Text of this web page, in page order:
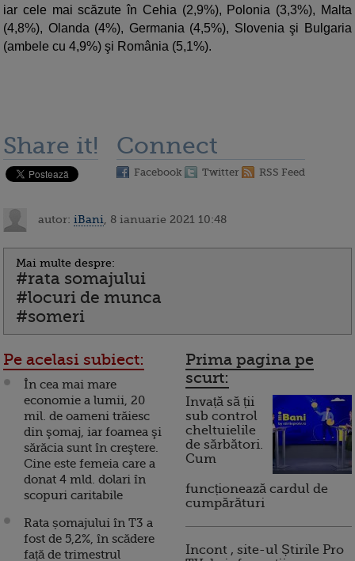
iar cele mai scăzute în Cehia (2,9%), Polonia (3,3%), Malta
(4,8%), Olanda (4%), Germania (4,5%), Slovenia şi Bulgaria
(ambele cu 4,9%) şi România (5,1%).
Share it! Connect
Facebook Twitter RSS Feed
autor: iBani , 8 ianuarie 2021 10:48
Mai multe despre:
#rata somajului
#locuri de munca
#someri
Pe acelasi subiect:
În cea mai mare
economie a lumii, 20
mil. de oameni trăiesc
din şomaj, iar foamea şi
sărăcia sunt în creştere.
Cine este femeia care a
donat 4 mld. dolari în
scopuri caritabile
Rata șomajului în T3 a
fost de 5,2%, în scădere
față de trimestrul
Prima pagina pe
scurt:
Invață să ții
sub control
cheltuielile
de sărbători.
Cum
funcționează cardul de
cumpărături
Incont , site-ul Știrile Pro